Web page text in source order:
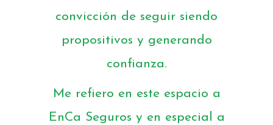
convicción de seguir siendo
propositivos y generando
confianza.
Me refiero en este espacio a
EnCa Seguros y en especial a